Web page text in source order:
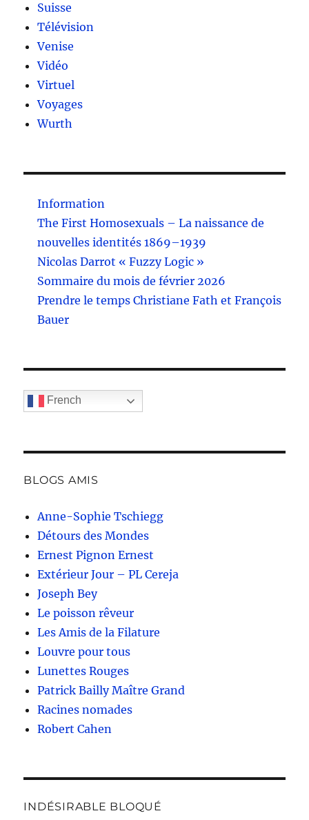
Suisse
Télévision
Venise
Vidéo
Virtuel
Voyages
Wurth
Information
The First Homosexuals – La naissance de
nouvelles identités 1869–1939
Nicolas Darrot « Fuzzy Logic »
Sommaire du mois de février 2026
Prendre le temps Christiane Fath et François
Bauer
French
BLOGS AMIS
Anne-Sophie Tschiegg
Détours des Mondes
Ernest Pignon Ernest
Extérieur Jour – PL Cereja
Joseph Bey
Le poisson rêveur
Les Amis de la Filature
Louvre pour tous
Lunettes Rouges
Patrick Bailly Maître Grand
Racines nomades
Robert Cahen
INDÉSIRABLE BLOQUÉ